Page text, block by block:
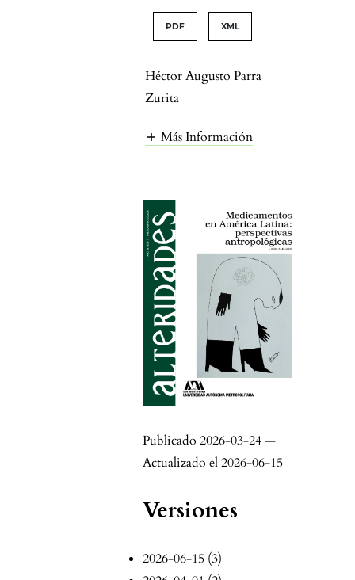
PDF XML
Héctor Augusto Parra
Zurita
Más Información
Publicado 2026-03-24 —
Actualizado el 2026-06-15
Versiones
2026-06-15 (3)